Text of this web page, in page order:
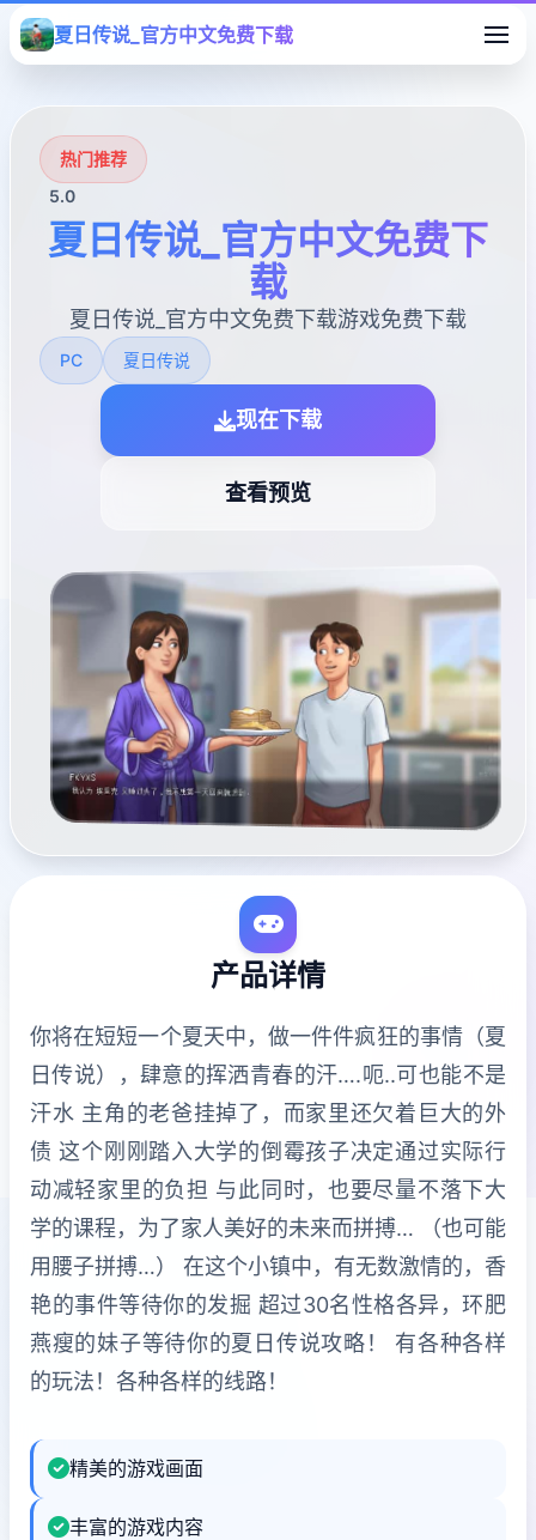
夏日传说_官方中文免费下载
热门推荐
5.0
夏日传说_官方中文免费下
载
夏日传说_官方中文免费下载游戏免费下载
PC 夏日传说
现在下载
查看预览
产品详情
你将在短短一个夏天中，做一件件疯狂的事情（夏
日传说），肆意的挥洒青春的汗….呃..可也能不是
汗水 主角的老爸挂掉了，而家里还欠着巨大的外
债 这个刚刚踏入大学的倒霉孩子决定通过实际行
动减轻家里的负担 与此同时，也要尽量不落下大
学的课程，为了家人美好的未来而拼搏… （也可能
用腰子拼搏…） 在这个小镇中，有无数激情的，香
艳的事件等待你的发掘 超过30名性格各异，环肥
燕瘦的妹子等待你的夏日传说攻略！ 有各种各样
的玩法！各种各样的线路！
精美的游戏画面
丰富的游戏内容